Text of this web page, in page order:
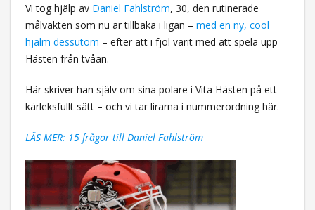
Vi tog hjälp av Daniel Fahlström, 30, den rutinerade
målvakten som nu är tillbaka i ligan – med en ny, cool
hjälm dessutom – efter att i fjol varit med att spela upp
Hästen från tvåan.
Här skriver han själv om sina polare i Vita Hästen på ett
kärleksfullt sätt – och vi tar lirarna i nummerordning här.
LÄS MER: 15 frågor till Daniel Fahlström